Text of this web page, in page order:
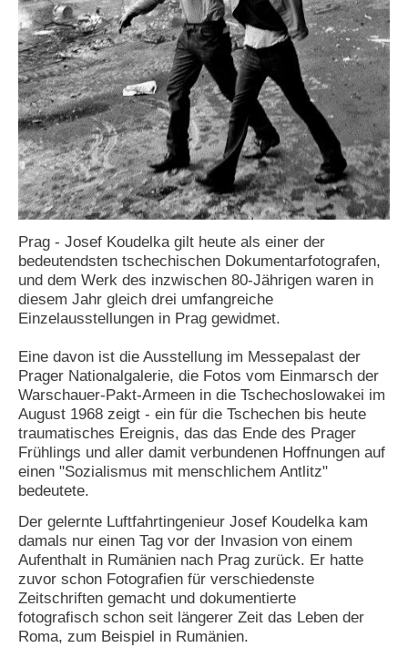
N
e
u
e
s
P
a
s
s
w
o
r
n
f
r
n
Prag - Josef Koudelka gilt heute als einer der
bedeutendsten tschechischen Dokumentarfotografen,
und dem Werk des inzwischen 80-Jährigen waren in
diesem Jahr gleich drei umfangreiche
Einzelausstellungen in Prag gewidmet.
Eine davon ist die Ausstellung im Messepalast der
Prager Nationalgalerie, die Fotos vom Einmarsch der
Warschauer-Pakt-Armeen in die Tschechoslowakei im
August 1968 zeigt - ein für die Tschechen bis heute
traumatisches Ereignis, das das Ende des Prager
Frühlings und aller damit verbundenen Hoffnungen auf
einen "Sozialismus mit menschlichem Antlitz"
bedeutete.
Der gelernte Luftfahrtingenieur Josef Koudelka kam
damals nur einen Tag vor der Invasion von einem
Aufenthalt in Rumänien nach Prag zurück. Er hatte
zuvor schon Fotografien für verschiedenste
Zeitschriften gemacht und dokumentierte
fotografisch schon seit längerer Zeit das Leben der
Roma, zum Beispiel in Rumänien.